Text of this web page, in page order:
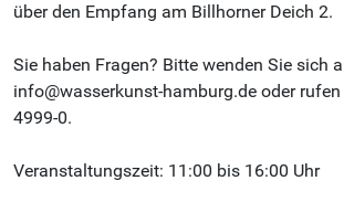
über den Empfang am Billhorner Deich 2.
Sie haben Fragen? Bitte wenden Sie sich
info@wasserkunst-hamburg.de oder
4999-0.
Veranstaltungszeit: 11:00 bis 16:00 Uhr